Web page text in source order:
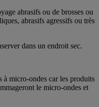
abrasifs ou de brosses ou
abrasifs agressifs ou très
dans un endroit sec.
à micro-ondes car les produits
le micro-ondes et